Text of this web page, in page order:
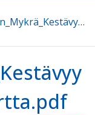
Lehtonen_Mykrä_Kestävyysosaamisen tiekartta.pdf